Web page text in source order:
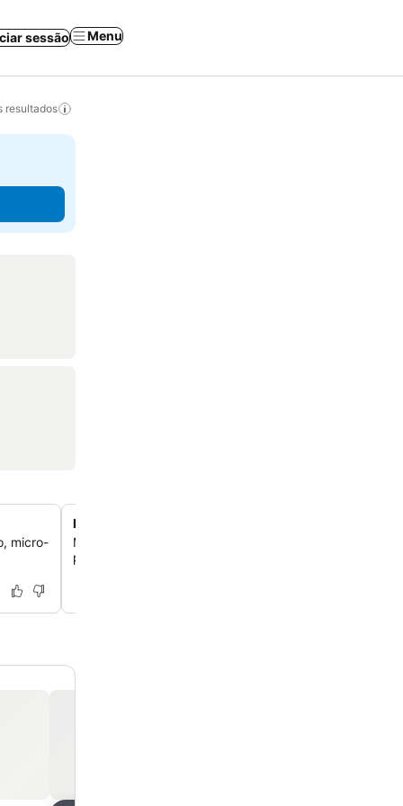
sessão Menu
resultados
micro-
Localização privilegiada na Praça da República
Mergulhe no coração de Viana do Castelo, com vista
praça principal e a poucos passos de pontos turísticos